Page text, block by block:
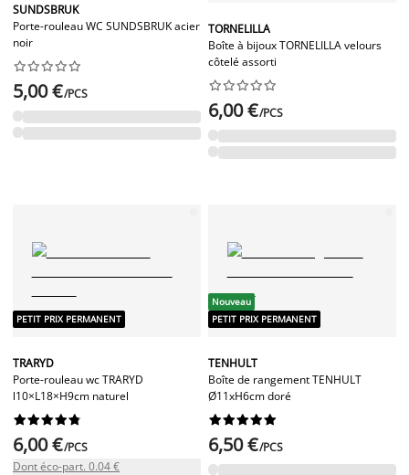
SUNDSBRUK
Porte-rouleau WC SUNDSBRUK acier
noir






5,00 €/PCS
TORNELILLA
Boîte à bijoux TORNELILLA velours
côtelé assorti






6,00 €/PCS
PETIT PRIX PERMANENT
TRARYD
Porte-rouleau wc TRARYD
l10×L18×H9cm naturel






6,00 €/PCS
Dont éco-part. 0.04 €
Nouveau
PETIT PRIX PERMANENT
TENHULT
Boîte de rangement TENHULT
Ø11xH6cm doré






6,50 €/PCS